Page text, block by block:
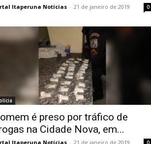
Itaperuna Notícias - 21 de janeiro de 2019 0
é preso por tráfico de
na Cidade Nova, em...
Itaperuna Notícias - 21 de janeiro de 2019 0